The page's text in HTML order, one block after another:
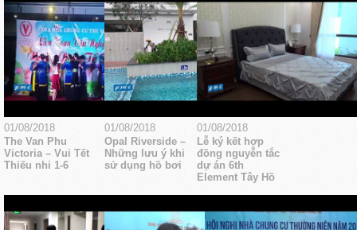
01/08/2018
The Van Phu
Victoria – Vui Tết
Thiếu nhi 1-6
01/08/2018
Opal Riverside –
Những lưu ý khi
sử dụng hồ bơi
01/08/2018
Lễ ký kết hợp
đồng nguyễn tắc
dự án 6th
Element Tây Hồ